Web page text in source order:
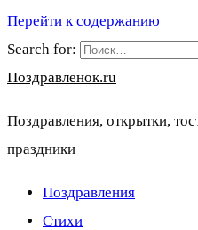
Перейти к содержанию
Search for:
Поздравленок.ru
Поздравления, открытки,
праздники
Поздравления
Стихи